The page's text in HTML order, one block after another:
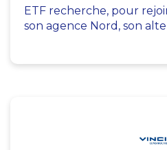
ETF recherche, pour
son agence Nord, son